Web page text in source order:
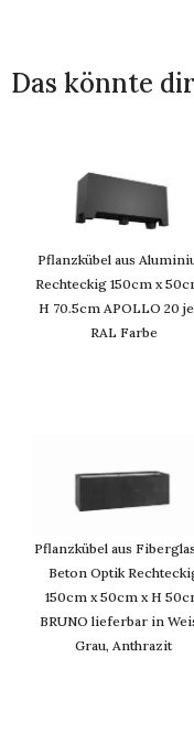
Das könnte
Pflanzkübel aus
Rechteckig 150cm x
H 70.5cm APOLLO 20
RAL Farbe
Pflanzkübel aus
Beton Optik
150cm x 50cm x H
BRUNO lieferbar in
Grau, Anthrazit